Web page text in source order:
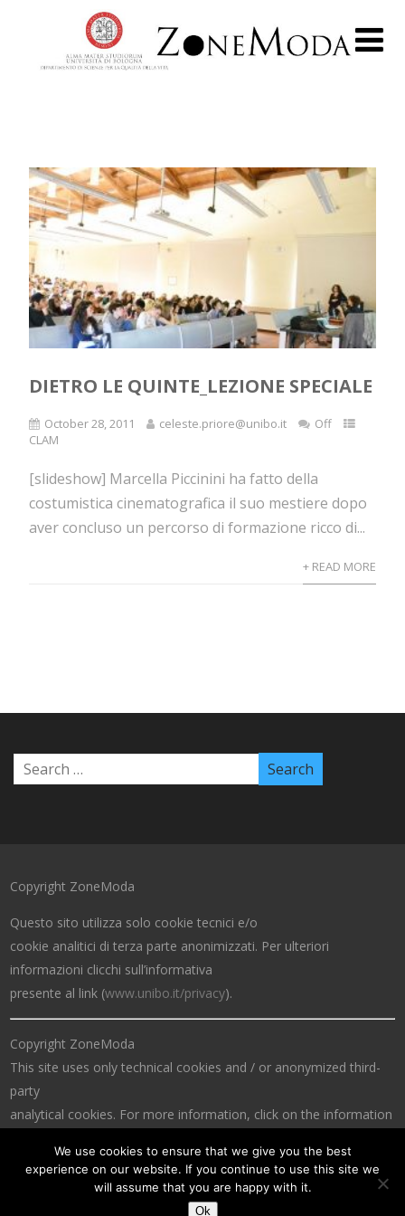
DIETRO LE QUINTE_LEZIONE SPECIALE
October 28, 2011 celeste.priore@unibo.it
Off
CLAM
[slideshow] Marcella Piccinini ha fatto della
costumistica cinematografica il suo mestiere dopo
aver concluso un percorso di formazione ricco di...
+ READ MORE
Copyright ZoneModa
Questo sito utilizza solo cookie tecnici e/o
cookie analitici di terza parte anonimizzati. Per ulteriori
informazioni clicchi sull’informativa
presente al link (www.unibo.it/privacy).
Copyright ZoneModa
This site uses only technical cookies and / or anonymized third-
party
analytical cookies. For more information, click on the information
We use cookies to ensure that we give you the best
experience on our website. If you continue to use this site we
will assume that you are happy with it.
Ok